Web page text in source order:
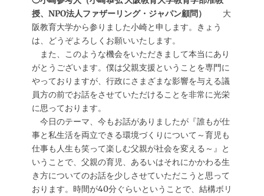
授、NPO法人ファザーリング・ジャパン顧問）
大
阪教育大学から参りました小崎と申します。きょう
は、どうぞよろしくお願いいたします。
また、このような機会をいただきまして本当にあり
がとうございます。僕は父親支援ということを専門に
やっておりますが、行政にさまざまな影響を与える議
員方の前でお話をさせていただけることを非常に光栄
に思っております。
今日のテーマ、今もお話がありましたが『誰もが仕
事と私生活を両立できる環境づくりについて～育児も
仕事も人生も笑って楽しむ父親が社会を変える～』と
いうことで、父親の育児、あるいはそれにかかわる生
き方についてのお話を少しさせていただこうと思って
おります。時間が40分ぐらいということで、結構ボリ